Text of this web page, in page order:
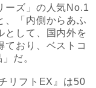
ーズ」の人気No.1
、「内側からあふ
として、国内外を
ており、ベストコ
だ。
リフトEX』は50